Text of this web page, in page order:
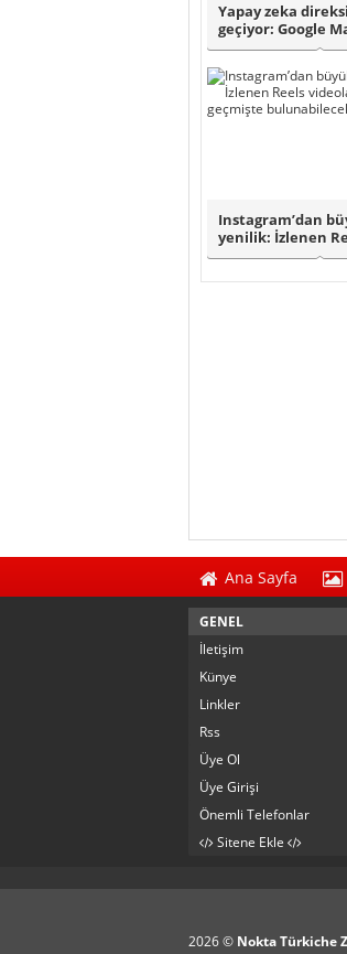
Yapay zeka
geçiyor: Google
‘sohbet ed..
Instagram’dan
yenilik: İzlenen
videoları artık g..
Ana Sayfa
GENEL
İletişim
Künye
Linkler
Rss
Üye Ol
Üye Girişi
Önemli Telefonlar
Sitene Ekle
2026 © Nokta Türkiche